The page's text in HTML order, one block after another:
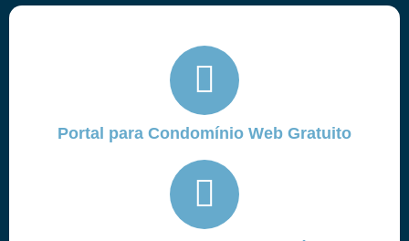
Portal para Condomínio Web Gratuito